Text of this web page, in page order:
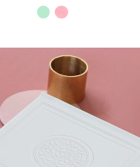
ורוד
מנטה